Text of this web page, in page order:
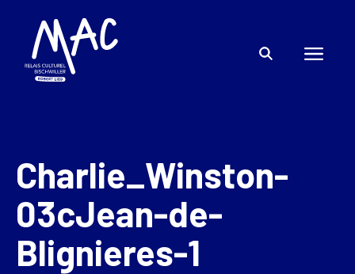
Charlie_Winston-
03cJean-de-
Blignieres-1